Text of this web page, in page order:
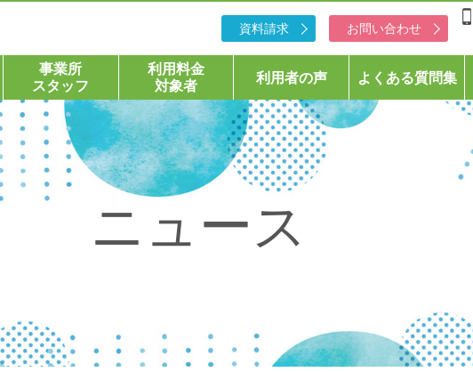
資料請求 お問い合わせ
事業所
スタッフ
利用料金
対象者
利用者の声 よくある質問集
ニュース